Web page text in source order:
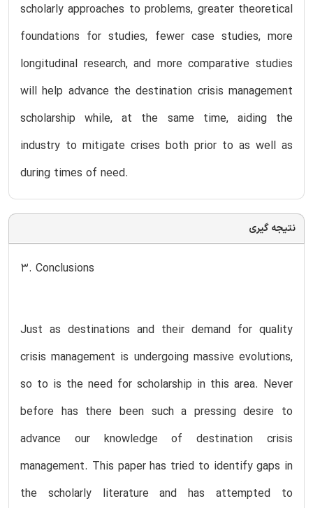
scholarly approaches to problems, greater theoretical
foundations for studies, fewer case studies, more
longitudinal research, and more comparative studies
will help advance the destination crisis management
scholarship while, at the same time, aiding the
industry to mitigate crises both prior to as well as
during times of need.
نتیجه گیری
3. Conclusions
Just as destinations and their demand for quality
crisis management is undergoing massive evolutions,
so to is the need for scholarship in this area. Never
before has there been such a pressing desire to
advance our knowledge of destination crisis
management. This paper has tried to identify gaps in
the scholarly literature and has attempted to